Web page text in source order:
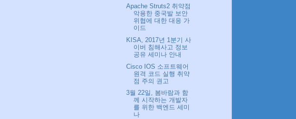
Apache Struts2 취약점
악용한 중국발 보안
위협에 대한 대응 가
이드
KISA, 2017년 1분기 사
이버 침해사고 정보
공유 세미나 안내
Cisco IOS 소프트웨어
원격 코드 실행 취약
점 주의 권고
3월 22일, 봄바람과 함
께 시작하는 개발자
를 위한 백엔드 세미
나